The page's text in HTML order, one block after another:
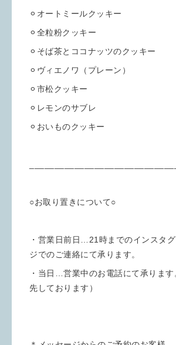
⚪︎オートミールクッキー
⚪︎全粒粉クッキー
⚪︎そば茶とココナッツのクッキー
⚪︎ヴィエノワ（プレーン）
⚪︎市松クッキー
⚪︎レモンのサブレ
⚪︎おいものクッキー
○お取り置きについて○
・営業日前日…21時までのインスタ
ジでのご連絡にて承ります。
・当日…営業中のお電話にて承りま
先しております）